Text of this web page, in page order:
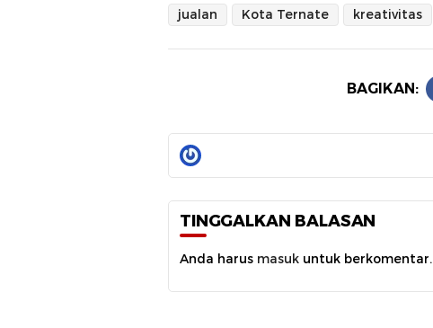
jualan Kota Ternate kreativitas
BAGIKAN:
TINGGALKAN BALASAN
Anda harus masuk untuk berkomentar.